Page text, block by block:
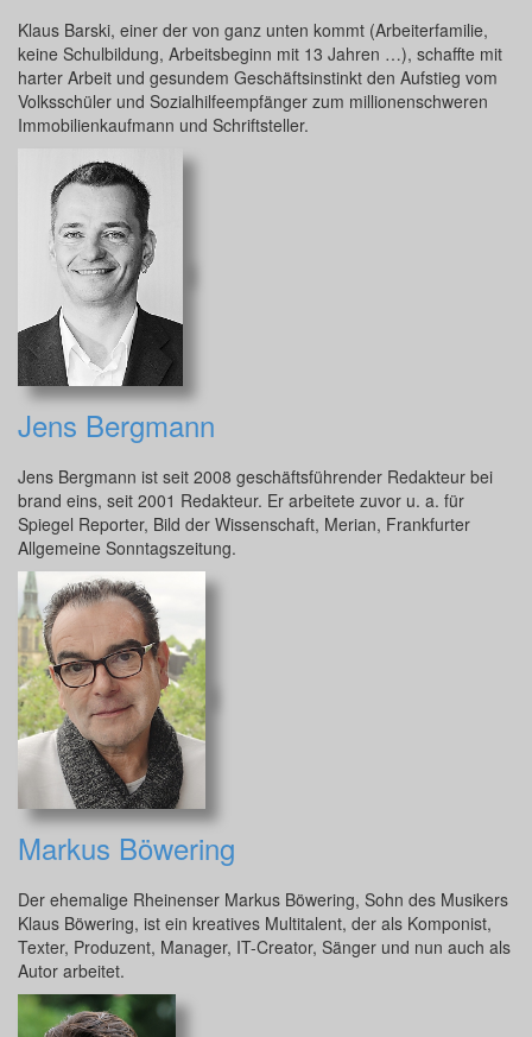
Klaus Barski, einer der von ganz unten kommt (Arbeiterfamilie,
keine Schulbildung, Arbeitsbeginn mit 13 Jahren …), schaffte mit
harter Arbeit und gesundem Geschäftsinstinkt den Aufstieg vom
Volksschüler und Sozialhilfeempfänger zum millionenschweren
Immobilienkaufmann und Schriftsteller.
Jens Bergmann
Jens Bergmann ist seit 2008 geschäftsführender Redakteur bei
brand eins, seit 2001 Redakteur. Er arbeitete zuvor u. a. für
Spiegel Reporter, Bild der Wissenschaft, Merian, Frankfurter
Allgemeine Sonntagszeitung.
Markus Böwering
Der ehemalige Rheinenser Markus Böwering, Sohn des Musikers
Klaus Böwering, ist ein kreatives Multitalent, der als Komponist,
Texter, Produzent, Manager, IT-Creator, Sänger und nun auch als
Autor arbeitet.